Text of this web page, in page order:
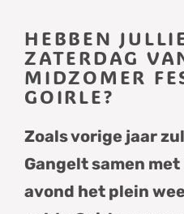
HEBBEN
ZATERDAG
MIDZOMER
GOIRLE?
Zoals vorige jaar
Gangelt samen
avond het plein